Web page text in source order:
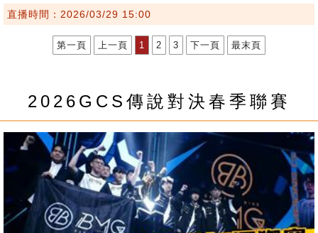
直播時間：2026/03/29 15:00
第一頁 上一頁 1 2 3 下一頁 最末頁
2026GCS傳說對決春季聯賽